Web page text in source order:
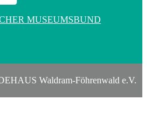
Waldram-Föhrenwald e.V.